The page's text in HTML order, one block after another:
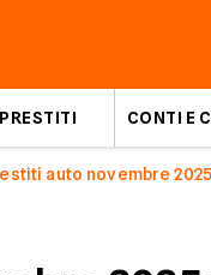
PRESTITI CONTI E
auto novembre 2025